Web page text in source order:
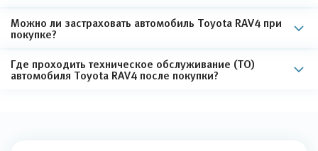
Можно ли застраховать автомобиль Toyota RAV4 при
покупке?
Где проходить техническое обслуживание (ТО)
автомобиля Toyota RAV4 после покупки?